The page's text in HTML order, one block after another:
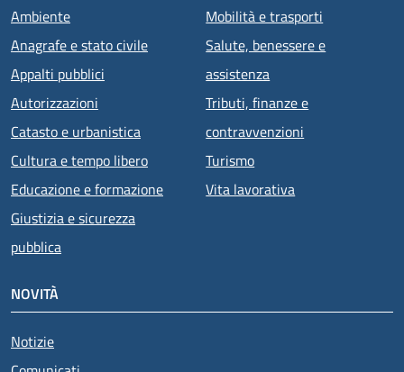
Ambiente
Anagrafe e stato civile
Appalti pubblici
Autorizzazioni
Catasto e urbanistica
Cultura e tempo libero
Educazione e formazione
Giustizia e sicurezza
pubblica
Mobilità e trasporti
Salute, benessere e
assistenza
Tributi, finanze e
contravvenzioni
Turismo
Vita lavorativa
NOVITÀ
Notizie